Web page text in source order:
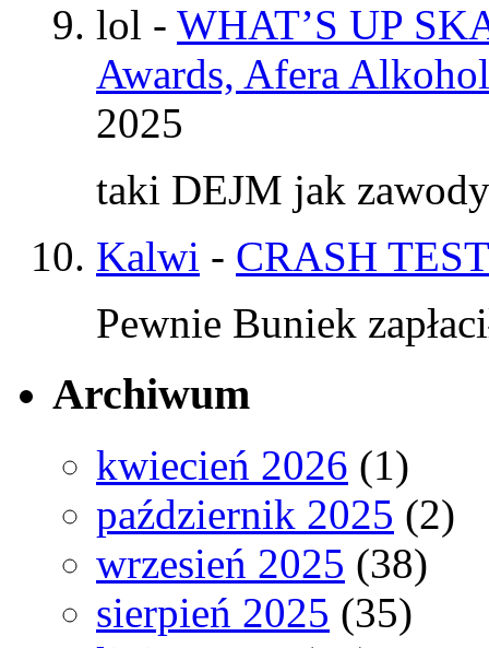
lol - WHAT’S UP
Awards, Afera
2025
taki DEJM jak
Kalwi - CRASH
Pewnie Buniek
Archiwum
kwiecień 2026 (1)
październik 2025 (2)
wrzesień 2025 (38)
sierpień 2025 (35)